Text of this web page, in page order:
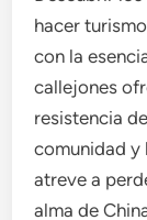
hacer
con la
callejones
resistencia
comunidad y
atreve a
alma de